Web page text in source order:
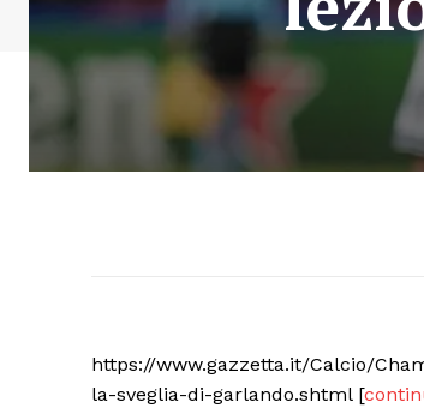
https://www.gazzetta.it/Calcio/
la-sveglia-di-garlando.shtml [